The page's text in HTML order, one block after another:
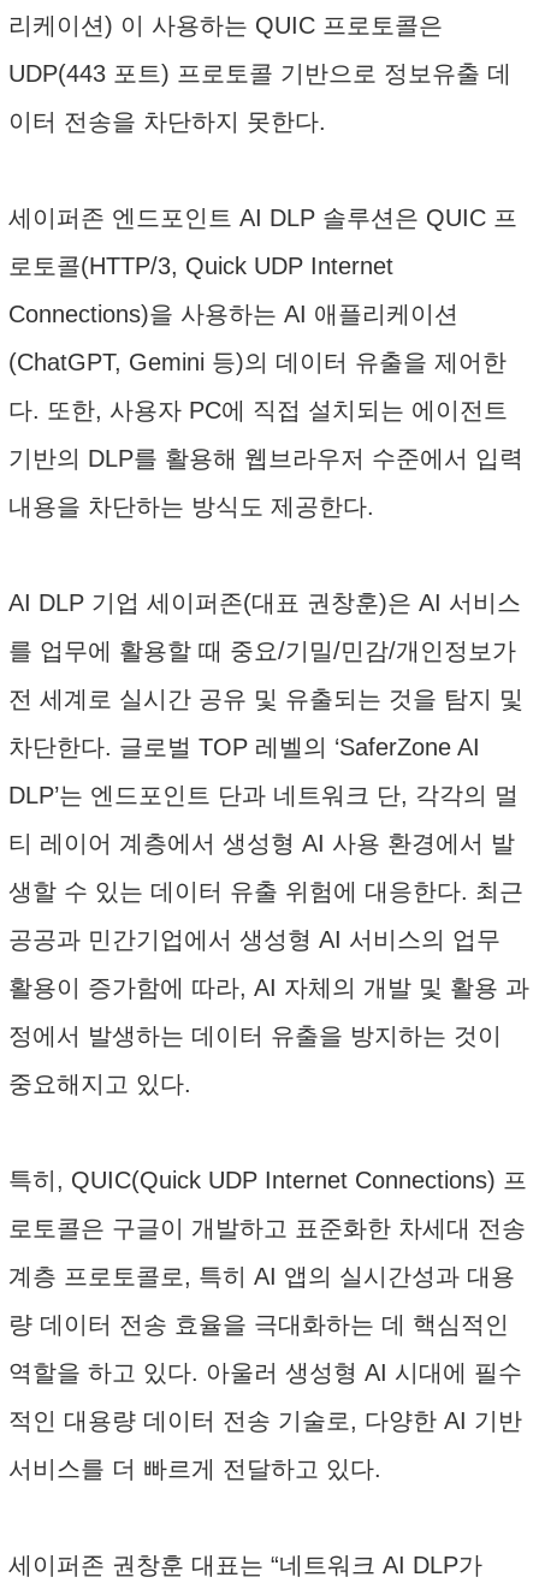
리케이션) 이 사용하는 QUIC 프로토콜은
UDP(443 포트) 프로토콜 기반으로 정보유출 데
이터 전송을 차단하지 못한다.
세이퍼존 엔드포인트 AI DLP 솔루션은 QUIC 프
로토콜(HTTP/3, Quick UDP Internet
Connections)을 사용하는 AI 애플리케이션
(ChatGPT, Gemini 등)의 데이터 유출을 제어한
다. 또한, 사용자 PC에 직접 설치되는 에이전트
기반의 DLP를 활용해 웹브라우저 수준에서 입력
내용을 차단하는 방식도 제공한다.
AI DLP 기업 세이퍼존(대표 권창훈)은 AI 서비스
를 업무에 활용할 때 중요/기밀/민감/개인정보가
전 세계로 실시간 공유 및 유출되는 것을 탐지 및
차단한다. 글로벌 TOP 레벨의 ‘SaferZone AI
DLP’는 엔드포인트 단과 네트워크 단, 각각의 멀
티 레이어 계층에서 생성형 AI 사용 환경에서 발
생할 수 있는 데이터 유출 위험에 대응한다. 최근
공공과 민간기업에서 생성형 AI 서비스의 업무
활용이 증가함에 따라, AI 자체의 개발 및 활용 과
정에서 발생하는 데이터 유출을 방지하는 것이
중요해지고 있다.
특히, QUIC(Quick UDP Internet Connections) 프
로토콜은 구글이 개발하고 표준화한 차세대 전송
계층 프로토콜로, 특히 AI 앱의 실시간성과 대용
량 데이터 전송 효율을 극대화하는 데 핵심적인
역할을 하고 있다. 아울러 생성형 AI 시대에 필수
적인 대용량 데이터 전송 기술로, 다양한 AI 기반
서비스를 더 빠르게 전달하고 있다.
세이퍼존 권창훈 대표는 “네트워크 AI DLP가